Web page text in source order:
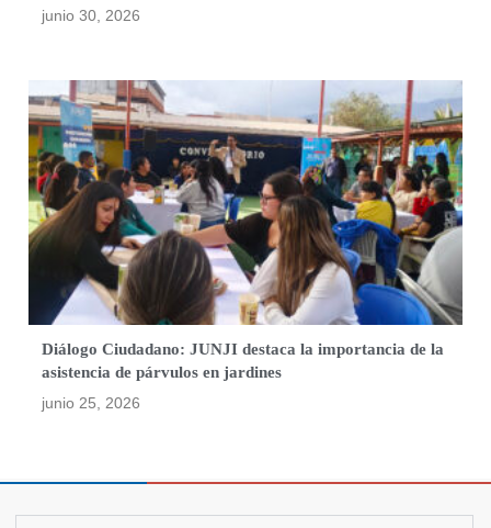
junio 30, 2026
Diálogo Ciudadano: JUNJI destaca la importancia de la
asistencia de párvulos en jardines
junio 25, 2026